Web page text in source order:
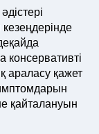
араласу қажет
қайталануын